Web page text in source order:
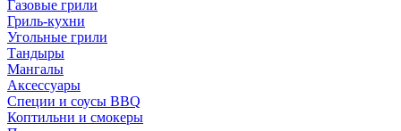
Газовые грили
Гриль-кухни
Угольные грили
Тандыры
Мангалы
Аксессуары
Специи и соусы BBQ
Коптильни и смокеры